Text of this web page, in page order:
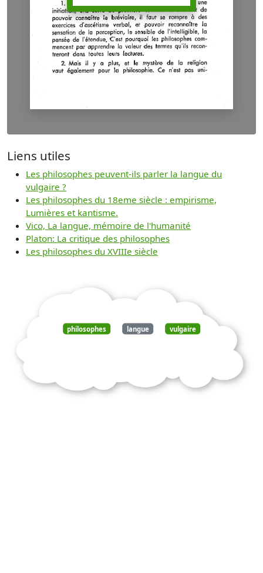
Liens utiles
Les philosophes peuvent-ils parler la langue du
vulgaire ?
Les philosophes du 18eme siècle : empirisme,
Lumières et kantisme.
Vico, La langue, mémoire de l'humanité
Platon: La critique des philosophes
Les philosophes du XVIIIe siècle
philosophes langue vulgaire